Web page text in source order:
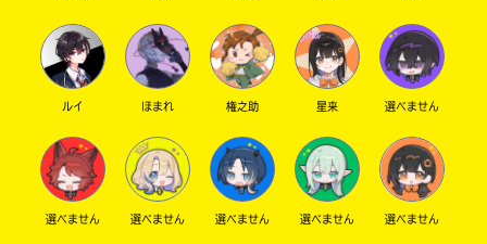
ルイ ほまれ 権之助 星来 選べません
選べません 選べません 選べません 選べません 選べません